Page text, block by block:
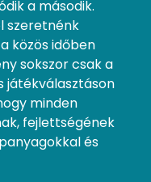
a második.
szeretnénk
közös időben
sokszor csak a
játékválasztáson
minden
fejlettségének
és